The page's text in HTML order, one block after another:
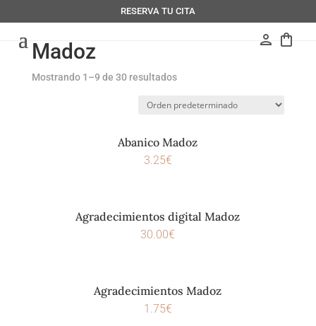
RESERVA TU CITA
person shopping_bag
Madoz
Mostrando 1–9 de 30 resultados
Abanico Madoz
3.25€
Agradecimientos digital Madoz
30.00€
Agradecimientos Madoz
1.75€